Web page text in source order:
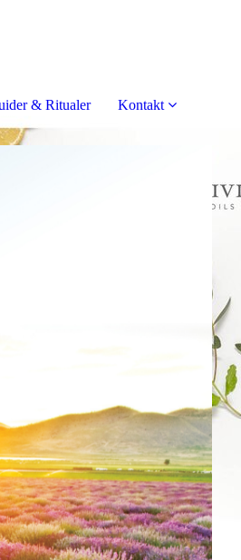
& Ritualer Kontakt